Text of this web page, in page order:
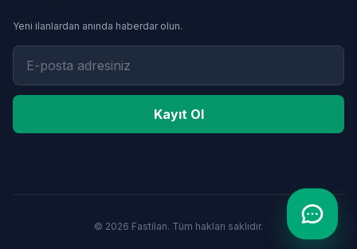
Yeni ilanlardan anında haberdar olun.
Kayıt Ol
© 2026 Fastilan. Tüm hakları saklıdır.